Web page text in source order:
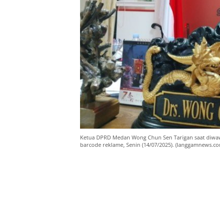
Ketua DPRD Medan Wong Chun Sen Tarigan saat
barcode reklame, Senin (14/07/2025).